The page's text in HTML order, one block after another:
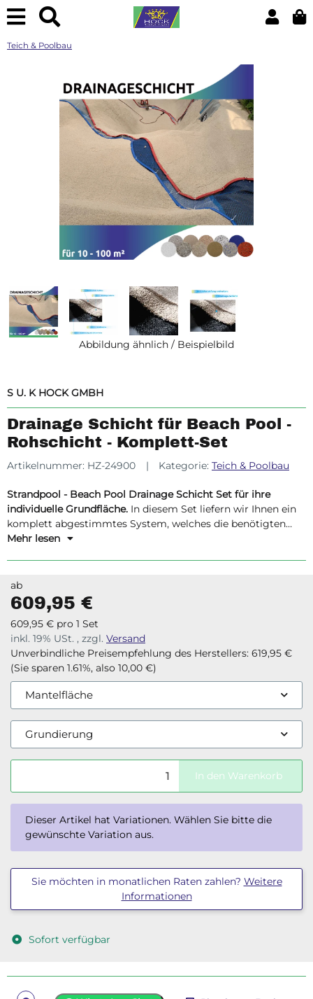
Teich & Poolbau
Abbildung ähnlich / Beispielbild
S U. K HOCK GMBH
Drainage Schicht für Beach Pool -
Rohschicht - Komplett-Set
Artikelnummer: HZ-24900 Kategorie: Teich & Poolbau
Strandpool - Beach Pool Drainage Schicht Set für ihre
individuelle Grundfläche. In diesem Set liefern wir Ihnen ein
komplett abgestimmtes System, welches die benötigten
Materialen beinhaltet um die Drainage Schicht des Pools zu
Deutschland liefern wir frei Haus per Spedition.
Mehr lesen
ab
609,95 €
609,95 € pro 1 Set
inkl. 19% USt. , zzgl. Versand
Unverbindliche Preisempfehlung des Herstellers: 619,95 €
(Sie sparen 1.61%, also 10,00 €)
Mantelfläche
Grundierung
In den Warenkorb
x
Dieser Artikel hat Variationen. Wählen Sie bitte die
gewünschte Variation aus.
Sie möchten in monatlichen Raten zahlen? Weitere
Informationen
Sofort verfügbar